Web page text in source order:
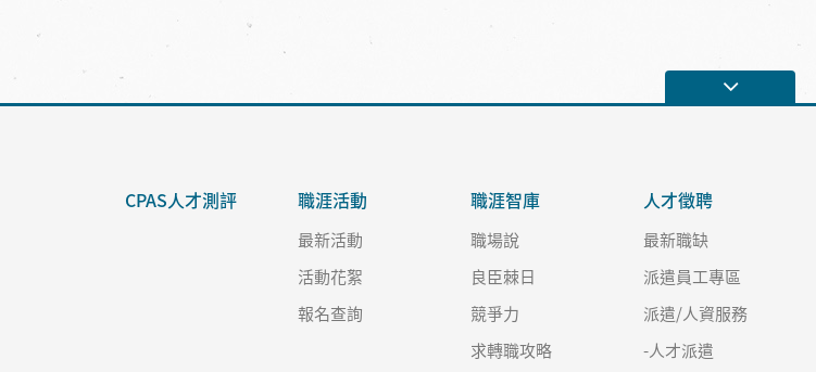
CPAS人才測評 職涯活動
最新活動
活動花絮
報名查詢
職涯智庫
職場說
良臣棘日
競爭力
求轉職攻略
人才徵聘
最新職缺
派遣員工專區
派遣/人資服務
-人才派遣